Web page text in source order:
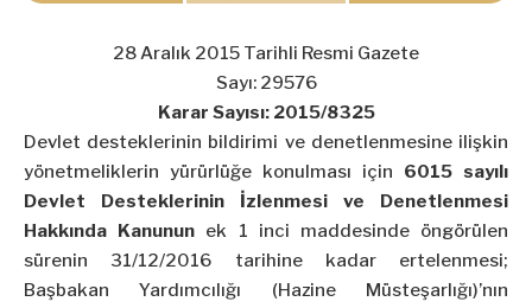
28 Aralık 2015 Tarihli Resmi Gazete
Sayı: 29576
Karar Sayısı: 2015/8325
Devlet desteklerinin bildirimi ve denetlenmesine ilişkin
yönetmeliklerin yürürlüğe konulması için 6015 sayılı
Devlet Desteklerinin İzlenmesi ve Denetlenmesi
Hakkında Kanunun ek 1 inci maddesinde öngörülen
sürenin 31/12/2016 tarihine kadar ertelenmesi;
Başbakan Yardımcılığı (Hazine Müsteşarlığı)’nın